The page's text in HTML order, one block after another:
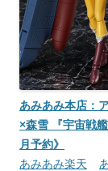
あみあみ本店：
×森雪 『宇宙戦
月予約》
あみあみ楽天